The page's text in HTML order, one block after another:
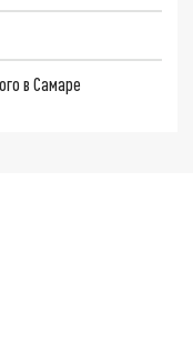
в Самаре